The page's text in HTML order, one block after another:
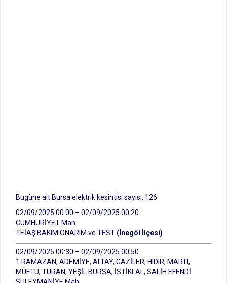
Bugüne ait Bursa elektrik kesintisi sayısı: 126
02/09/2025 00:00 – 02/09/2025 00:20
CUMHURİYET Mah.
TEİAŞ BAKIM ONARIM ve TEST (İnegöl İlçesi)
02/09/2025 00:30 – 02/09/2025 00:50
1.RAMAZAN, ADEMİYE, ALTAY, GAZİLER, HIDIR, MARTI,
MÜFTÜ, TURAN, YEŞİL BURSA, İSTİKLAL, SALİH EFENDİ